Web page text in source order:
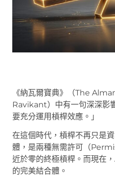
《納瓦爾寶典》（The
Ravikant）中有一句深深影
要充分運用槓桿效應。」
在這個時代，槓桿不再只是
體，是兩種無需許可（
近於零的終極槓桿。而現在
的完美結合體。